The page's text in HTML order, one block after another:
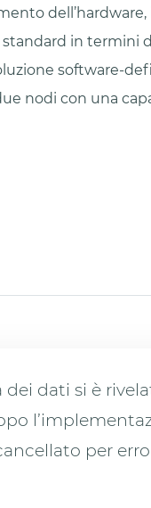
dell’hardware,
in termini
software-
nodi con una
dati si è
per